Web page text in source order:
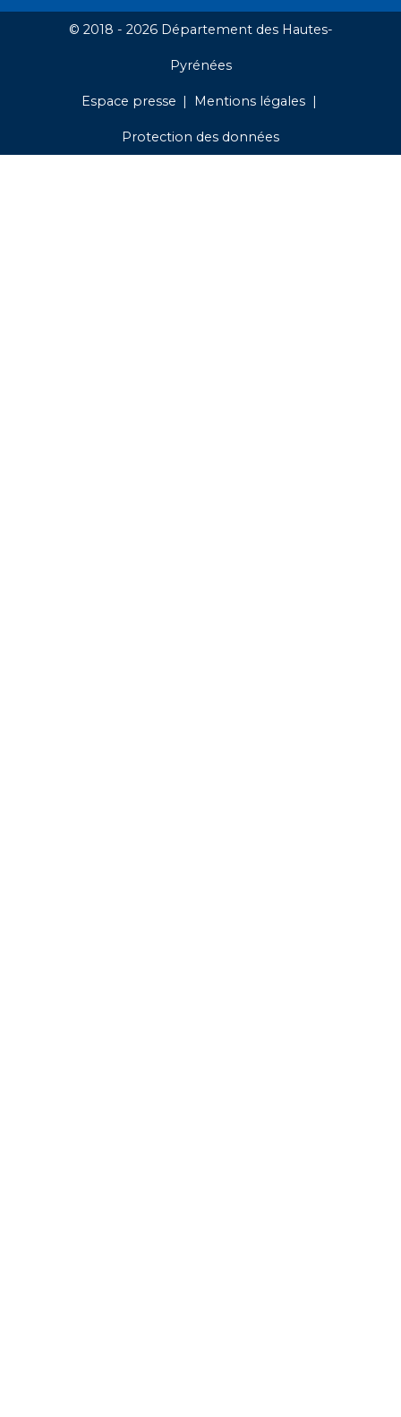
© 2018 - 2026 Département des Hautes-
Pyrénées
Espace presse Mentions légales
Protection des données